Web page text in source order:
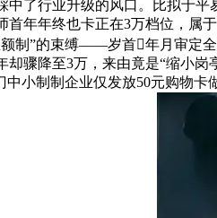
了行业升级的风口。比拟于
年年终也卡正在3万档位，
制”的束缚——岁首年月审定
却骤降至3万，来由竟是“缩小
中小制制企业仅发放50元购物